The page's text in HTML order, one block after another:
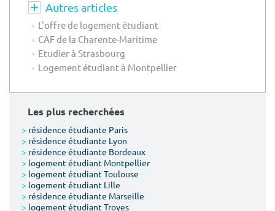
Autres articles
L'offre de logement étudiant
CAF de la Charente-Maritime
Etudier à Strasbourg
Logement étudiant à Montpellier
Les plus recherchées
> résidence étudiante Paris
> résidence étudiante Lyon
> résidence étudiante Bordeaux
> logement étudiant Montpellier
> logement étudiant Toulouse
> logement étudiant Lille
> résidence étudiante Marseille
> logement étudiant Troyes